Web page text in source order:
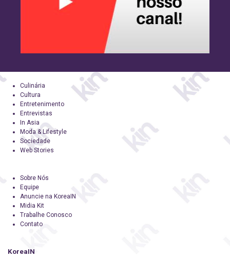
Culinária
Cultura
Entretenimento
Entrevistas
In Asia
Moda & Lifestyle
Sociedade
Web Stories
Sobre Nós
Equipe
Anuncie na KoreaIN
Midia Kit
Trabalhe Conosco
Contato
KoreaIN